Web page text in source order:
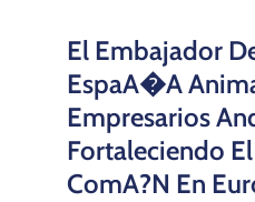
El Embajador
EspaA�a
Empresarios
Fortaleciendo
ComA?n En